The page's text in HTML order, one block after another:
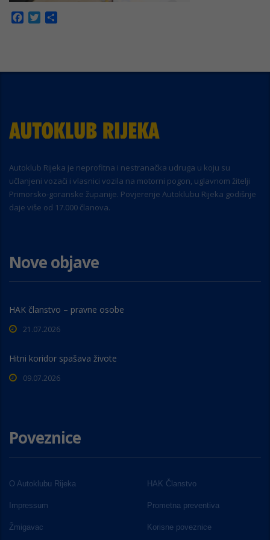
Facebook
Twitter
Autoklub Rijeka je neprofitna i nestranačka udruga u koju su
učlanjeni vozači i vlasnici vozila na motorni pogon, uglavnom žitelji
Primorsko-goranske županije. Povjerenje Autoklubu Rijeka godišnje
daje više od 17.000 članova.
Nove objave
HAK članstvo – pravne osobe
21.07.2026
Hitni koridor spašava živote
09.07.2026
Poveznice
O Autoklubu Rijeka HAK Članstvo
Impressum Prometna preventiva
Žmigavac Korisne poveznice